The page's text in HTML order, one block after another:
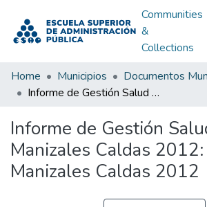
Communities
&
Collections
Home Municipios
Documentos
Informe de Gestión Salud Manizales Caldas 2012: IG Salud Manizales Caldas 2012
Informe de Gestión
Manizales Caldas
Manizales Caldas 2012